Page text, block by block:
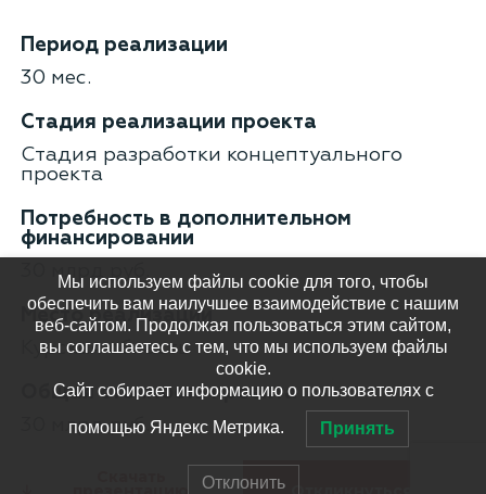
Период реализации
30 мес.
Стадия реализации проекта
Стадия разработки концептуального
проекта
Потребность в дополнительном
финансировании
30 млрд руб.
Место реализации
Курская область
Общая стоимость проекта
30 млрд руб.
Мы используем файлы cookie для того, чтобы
обеспечить вам наилучшее взаимодействие с нашим
веб-сайтом. Продолжая пользоваться этим сайтом,
вы соглашаетесь с тем, что мы используем файлы
cookie.
Сайт собирает информацию о пользователях с
помощью Яндекс Метрика. Принять
Отклонить